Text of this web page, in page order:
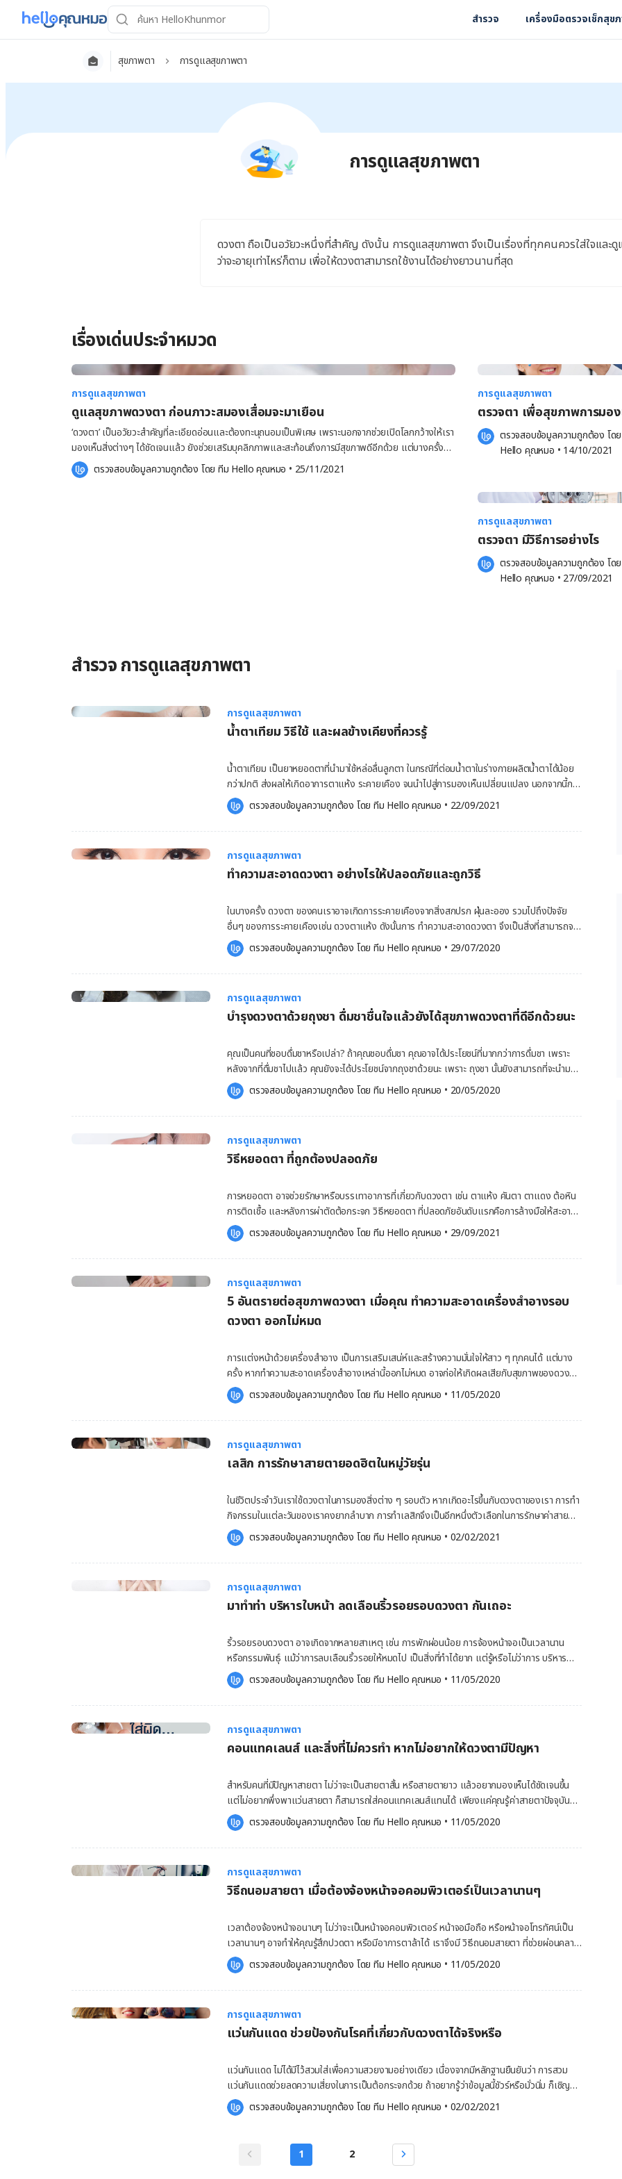
สำรวจ เครื่องมือตรวจเช็กสุข
สุขภาพตา การดูแลสุขภาพตา
การดูแลสุขภาพตา
ดวงตา ถือเป็นอวัยวะหนึ่งที่สำคัญ ดังนั้น การดูแลสุขภาพตา จึงเป็นเรื่องที่ทุกคนควรใส่ใจและดู
ว่าจะอายุเท่าไหร่ก็ตาม เพื่อให้ดวงตาสามารถใช้งานได้อย่างยาวนานที่สุด
เรื่องเด่นประจำหมวด
การดูแลสุขภาพตา
ดูแลสุขภาพดวงตา ก่อนภาวะสมองเสื่อมจะมาเยือน
‘ดวงตา’ เป็นอวัยวะสำคัญที่ละเอียดอ่อนและต้องทะนุถนอมเป็นพิเศษ เพราะนอกจากช่วยเปิดโลกกว้างให้เรา
มองเห็นสิ่งต่างๆ ได้ชัดเจนแล้ว ยังช่วยเสริมบุคลิกภาพและสะท้อนถึงการมีสุขภาพดีอีกด้วย แต่บางครั้ง
ดวงตาคู่สวยก็อาจถูกทำร้ายจากสาเหตุต่างๆ ในชีวิตประจำวันโดยไม่ทันได้ตั้งตัว ไม่ว่าจะเป็นแสงแดด
มลภาวะ หรือแม้กระทั่งการนั่งทำงานหน้าจอคอมพิวเตอร์เป็นเวลานานๆ ซึ่งอาจส่งผลกระทบต่อการดำเนิน
ลดลง นับว่าเป็นปัจจัยเสี่ยงของโรคสมองเสื่อม จากการสำรวจผู้หญิงจำนวน 1,000 คนในประเทศ
สหรัฐอเมริกาพบว่า การเกิดโรคสมองเสื่อมเพิ่มขึ้นนั้น มีสาเหตุมาจากความรุนแรงของปัญหาการมองเห็นที่
ปัญหาการมองเห็นมีความเชื่อมโยงกับความสามารถในการรับรู้และจดจำ […]
ตรวจสอบข้อมูลความถูกต้อง โดย ทีม Hello คุณหมอ • 25/11/2021
การดูแลสุขภาพตา
ตรวจตา เพื่อสุขภาพการมอ
ตรวจสอบข้อมูลความถูกต้อง โดย
Hello คุณหมอ • 14/10/2021
การดูแลสุขภาพตา
ตรวจตา มีวิธีการอย่างไร
ตรวจสอบข้อมูลความถูกต้อง โดย
Hello คุณหมอ • 27/09/2021
สำรวจ การดูแลสุขภาพตา
การดูแลสุขภาพตา
น้ำตาเทียม วิธีใช้ และผลข้างเคียงที่ควรรู้
น้ำตาเทียม เป็นยาหยอดตาที่นำมาใช้หล่อลื่นลูกตา ในกรณีที่ต่อมน้ำตาในร่างกายผลิตน้ำตาได้น้อย
กว่าปกติ ส่งผลให้เกิดอาการตาแห้ง ระคายเคือง จนนำไปสู่การมองเห็นเปลี่ยนแปลง นอกจากนี้การ
ใช้น้ำตาเทียมอาจช่วยเพิ่มความชุ่มชื้นให้กระจกตา ป้องกันการติดเชื้อ และทำให้การมองเห็นสิ่งรอบ
ตัวได้ชัดเจนมากขึ้น น้ำตาเทียม คืออะไร น้ำตาเทียม คือ สารละลายสำหรับหยอดตาที่มีส่วนประกอบ
ของสารคาร์บอกซีเซลลูโลส (CMC) เด็กซ์แทรน (Dextran) กลีเซอรีน (Glycerin) ไฮโพรเมโลส
หนึ่งอยู่ภายใน เพื่อช่วยให้ดวงตาชุ่มชื้น และช่วยลดปัญหาเกี่ยวกับดวงตาเนื่องจากตาแห้ง เช่น
ระคายเคืองตา ตาแดง ตาพร่า ซึ่งภาวะตาแห้งอาจเกิดจากอายุที่มากขึ้น การใส่คอนแทกเลนส์ การ
หรือปัจจัยทางสิ่งแวดล้อม เช่น ฝุ่นควัน อากาศเข้าดวงตาจากสภาวะลมแรง ชนิดของน้ำตาเทียม
น้ำตาเทียมที่มีสารกันเสีย น้ำตาเทียมที่มีสารกันเสียประกอบด้วย เบนซัลโคเนียม คลอไรด์
(Benzalkonium Chloride หรือ BKC) จะช่วยป้องกันไม่ให้เชื้อแบคทีเรียเจริญเติบโต คนส่วน
ใหญ่สามารถใช้น้ำตาเทียมแบบมีสารกันเสียได้อย่างปลอดภัย แต่สำหรับผู้ที่เป็นโรคตาแห้งรุนแรงที่
จะตนเองแพ้หรือไม่ อาจควรเลี่ยงไปใช้น้ำตาเทียมชนิดอื่นแทน น้ำตาเทียมที่ไม่มีสารกันเสีย น้ำตา
เทียมที่ไม่ใส่สารกันเสียจะมีสารเคมีในปริมาณน้อยกว่า […]
ตรวจสอบข้อมูลความถูกต้อง โดย ทีม Hello คุณหมอ • 22/09/2021
การดูแลสุขภาพตา
ทำความสะอาดดวงตา อย่างไรให้ปลอดภัยและถูกวิธี
ในบางครั้ง ดวงตา ของคนเราอาจเกิดการระคายเคืองจากสิ่งสกปรก ฝุ่นละออง รวมไปถึงปัจจัย
อื่นๆ ของการระคายเคืองเช่น ดวงตาแห้ง ดังนั้นการ ทำความสะอาดดวงตา จึงเป็นสิ่งที่สามารถจะ
ช่วยทำให้ตาของคุณสะอาดและอาจช่วยลดความระคายเคืองที่เกิดขึ้นได้ และเพราะดวงตาถือเป็น
อวัยวะที่ละเอียดอ่อนและสำคัญ เราจะทำความสะอาดดวงตาอย่างไรให้สะอาดและปลอดภัยได้
อย่างไร ลองมาติดตามได้ในบทความจาก Hello คุณหมอ ทำไมถึงต้อง ทำความสะอาดดวงตา โดย
ปกป้องดวงตาของคุณจากการบาดเจ็บ แต่บางครั้งวัตถุหรือของเหลวต่างๆ ก็ยังสามารถเข้าไปใน
ดวงตาของคุณได้ ทำให้ดวงตาเกิดอาการระคายเคือง จนต้องทำความสะอาดดวงตา ด้วยการล้าง
อาการเหล่านี้อาจเกิดจากการแพ้มลภาวะหรือควันที่อยู่ในอากาศ แต่ว่าดวงตาจะระคายเคืองจาก
สาเหตุใดก็ตาม ถ้าคุณต้องการที่จะทำความสะอาดดวงตา ก็จำเป็นจะต้องทำด้วยความระมัดระวัง
และปลอดภัยมากที่สุด วิธี ทำความสะอาดดวงตา สำหรับวิธีทำความสะอาดดวงตานั้นบางครั้งอาจจะ
ต้องขึ้นอยู่กับสิ่งที่เข้าไปอยู่ในดวงตาด้วย หากของเหลวอย่างสารเคมี เช่น น้ำยาทำความสะอาดใน
ตาด้วยน้ำประมาณ 15 นาที แล้วรีบไปพบคุณหมอทันที แต่หากเป็นเศษทรายเข้าตา สิ่งสกปรก หรือ
สารขนาดเล็กอื่นๆ หรือขนตา คุณสามารถลองเอาออกได้โดยไม่ต้องล้างออก แต่ต้องตรวจสอบให้
แน่ใจก่อนเสียว่ามือของคุณสะอาด และถ้าหากสิ่งที่เข้าตาไม่เจอก็อย่าพยายามเอานิ้วความหาสิ่งที่
เข้าไปในดวงตา เพราะมันอาจทำให้ดวงตาระคายเคืองมากขึ้นกว่าเดิม สำหรับวิธีทำความสะอาด
ดวงตาที่ถูกต้อง คุณสามารถเลือกทำได้ตามวิธีที่สามารถทำได้ ดังนี้ ล้างมือให้สะอาด ขั้นแรกคุณ
ต้องแน่ใจเสียก่อนว่ามือของคุณสะอาด โดยล้างมือด้วยสบู่และน้ำอุ่น และอย่าลืมถอด
คอนแทคเลนส์ก่อนที่จะเริ่มล้างตา ล้างตาด้วยน้ำอุ่นเป็นเวลา […]
ตรวจสอบข้อมูลความถูกต้อง โดย ทีม Hello คุณหมอ • 29/07/2020
การดูแลสุขภาพตา
บำรุงดวงตาด้วยถุงชา ดื่มชาชื่นใจแล้วยังได้สุขภาพดวงตาที่ดีอีกด้วยนะ
คุณเป็นคนที่ชอบดื่มชาหรือเปล่า? ถ้าคุณชอบดื่มชา คุณอาจได้ประโยชน์ที่มากกว่าการดื่มชา เพราะ
หลังจากที่ดื่มชาไปแล้ว คุณยังจะได้ประโยชน์จากถุงชาด้วยนะ เพราะ ถุงชา นั้นยังสามารถที่จะนำมา
บำรุงรอบดวงตาเพื่อลดอาการบวมของดวงตาได้ด้วย แต่เราสามารถ บำรุงดวงตาด้วยถุงชา ได้
อย่างไร มาติดตามกันได้ที่บทความนี้เลย จาก Hello คุณหมอ ถุงชาบำรุงดวงตาได้อย่างไร ชาในที่
อยู่ใน ถุงชา เป็นวัตถุดิบสำคัญเพื่อการบำรุงดวงตาของเราในวันนี้ โดยชาในถุงชานั้นอุดมไปด้วยสาร
ของดวงตาได้ รวมถึงสารต้านอนุมูลอิสระที่มีอยู่ในชาทุกประเภท เนื่องจากมีการค้นพบว่าการใช้
ผลิตภัณฑ์ที่มีส่วนผสมของสารต้านอนมูลอิสระกับผิวหนัง พบว่ามีประโยชน์ช่วยในการป้องกันและลด
จะนำมาดื่ม หรือนำมาแปรรูปเป็นผลิตภัณฑ์เพื่อสุขภาพต่างๆ เนื่องจากในใบชานั้นอุดมไปด้วยสาร
อาหารที่มีประโยชน์ รวมถึงยังประโยชน์ที่ดีต่อดวงตา ซึ่งสามารถใช้ลดอาการบวมและลดรอยแดง
ของดวงตาได้ แต่หากต้องการเลือกชาที่ตรงใจ ก็สามารถที่จะเลือกชาได้ ดังต่อไปนี้ ชาเขียวและชา
ดำ ทั้งชาดำและชาเขียวมีสารประกอบของคาเฟอีนและสารต้านอนุมูลอิสระ ที่ช่วยป้องกันอาการ
จึงสามารถนำมาเป็นส่วนประกอบเพื่อใช้ในการบำรุงผิวและรอบดวงตาได้ ชาลาเวนเดอร์ ชาดอก
ลาเวนเดอร์ เป็นชาที่ขึ้นชื่อในเรื่องการบรรเทาความเครียด และบรรเทาความวิตกกังวล การชะโลม
น้ำมันหอมระเหยจากดอกลาเวนเดอร์ หรือการวาง ถุงชา ดอกลาเวนเดอร์ไว้ที่ดวงตา มีสรรพคุณ
ช่วยลดความเครียดและทำให้รู้สึกผ่อนคลายได้ ชาดอกดาวเรือง ชาดอกดาวเรืองมีสรรพคุณที่ดีต่อ
ดวงตาด้วยถุงชา หากรู้สึกว่าดวงตาเกิดอาการบวม หรือมีรอยแดง อาจใช้วิธีง่ายๆ ที่สามารถทำได้ที่
บ้าน เพื่อช่วยในการลดอาการบวมหรือลดรอยแดงที่ดวงตา ดังนี้ นำ ถุงชา ไปแช่ในน้ำร้อน เมื่อเริ่ม
ได้ที่จึงนำถุงชาขึ้น บีบน้ำออกจากถุงชาให้หมด หากต้องการประคบอุ่น รอจนถุงชาอุ่นขึ้นสักนิดหนึ่ง
หากต้องการประคบเย็น ให้นำไปแช่เย็นในตู้เย็น จากนั้นหลับตาแล้ววางถุงชาไว้ที่บริเวณดวงตา
ประมาณ […]
ตรวจสอบข้อมูลความถูกต้อง โดย ทีม Hello คุณหมอ • 20/05/2020
การดูแลสุขภาพตา
วิธีหยอดตา ที่ถูกต้องปลอดภัย
การหยอดตา อาจช่วยรักษาหรือบรรเทาอาการที่เกี่ยวกับดวงตา เช่น ตาแห้ง คันตา ตาแดง ต้อหิน
การติดเชื้อ และหลังการผ่าตัดต้อกระจก วิธีหยอดตา ที่ปลอดภัยอันดับแรกคือการล้างมือให้สะอาด
ก่อนสัมผัสดวงตา ไม่เช่นนั้น อาจส่งผลให้เกิดภาวะแทรกซ้อน หรือการติดเชื้อเพิ่มเติมได้ วิธีหยอด
ตา ที่ถูกต้องปลอดภัย วิธีหยอดตาที่ปลอดภัย อาจแบ่งเป็น 3 ขั้นตอน ดังนี้ การเตรียมตัวก่อน
หยอดตา ก่อนหยอดตาควรล้างมือด้วยน้ำและสบู่ให้สะอาดทุกครั้ง และเขย่าขวดแรง ๆ ก่อนใช้งาน
คอนแทคเลนส์ไว้ หยอดตา หลังจากล้างมือเสร็จ ควรเช็ดมือให้แห้ง และนั่งในท่าที่สบายพร้อมกับ
เอียงศีรษะไปข้างหลัง หรือเงยหน้ามองเพดานประมาณ 45 องศา จากนั้นเปิดฝาขวดยา และใช้ปลาย
นิ้วดึงเปลือกตาด้านล่างออกให้เป็นกระพุ้งตา หรือมีช่องรอบรับยาหยอดตา ก่อนหยอดตาลงไปตาม
แบคทีเรียเข้าไปเจริญเติบโตในขวดยา หลับตาหลังหยอดตา หลังหยอดตาควรหลับตาค้างเอาไว้
ประมาณ 1-2 นาที เพื่อปิดท่อน้ำตา ให้ยาดูดซึมเข้าสู่ดวงตาไปบรรเทาอาการต่าง ๆ ที่เป็น และล้าง
มืออีกครั้งหลังหยอดตาเสร็จ การใช้ยาหยอดตาสำหรับเด็ก ยังไม่มีงานวิจัยที่เพียงพอถึงการใช้ยา
หยอดตาในเด็ก ก่อนการใช้ทุกครั้ง ควรเข้ารับขอคำปรึกษาจากคุณหมอ การใช้ยาหยอดตาสำหรับเด็ก
เทียม โดยอาจสามารถใช้ได้กับเด็กทุกช่วงวัย หรืออาจใช้ยาหยอดตาที่มีสารต้านฮิสตามีน […]
ตรวจสอบข้อมูลความถูกต้อง โดย ทีม Hello คุณหมอ • 29/09/2021
การดูแลสุขภาพตา
5 อันตรายต่อสุขภาพดวงตา เมื่อคุณ ทำความสะอาดเครื่องสำอางรอบ
ดวงตา ออกไม่หมด
การแต่งหน้าด้วยเครื่องสำอาง เป็นการเสริมเสน่ห์และสร้างความมั่นใจให้สาว ๆ ทุกคนได้ แต่บาง
ครั้ง หากทำความสะอาดเครื่องสำอางเหล่านี้ออกไม่หมด อาจก่อให้เกิดผลเสียกับสุขภาพของดวงตา
ได้ มาดูกันว่าถ้าเรา ล้างเครื่องสำอางออกไม่หมด หรือล้างไม่สะอาด จะส่งผลเสียต่อดวงตาของเรา
อย่างไรได้บ้าง 5 อันตรายสุขภาพดวงตา เพราะ ล้างเครื่องสำอางออกไม่หมด 1.อันตรายที่มากับ
คอนแทคเลนส์ แม้คอนแทคเลนส์จะไม่ได้อยู่ในขอบข่ายของเครื่องสำอาง แต่ว่าเครื่องสำอางที่ใช้
การระคายเคือง และอาการติดเชื้อที่ดวงตา ดังนั้น โปรดแน่ใจว่าใส่คอนแทคเลนส์ก่อนการแต่งหน้า
ทุกครั้ง เพื่อป้องกันไม่ให้เศษเครื่องสำอางติดไปกับคอนแทคเลนส์ 2.เกิดรอยขีด ข่วน บริเวณ
มั่นใจให้เรานั้น หากใช้อย่างไม่ระวัง หรือเกิดอุบัติเหตุที่ทำให้มาสคาร่าไปสัมผัสกับกระจกตา ก็จะทำให้
บริเวณกระจกตามีรอยขีดหรือรอยข่วน 3.อาการแพ้ หลายคนอาจมีอาการแพ้ต่อสารบางอย่างที่อยู่
ในเครื่องสำอาง ควรตรวจสอบตัวเองว่ามีอาการแพ้สารใดหรือไม่ และตรวจสอบฉลากของบรรจุ
ภัณฑ์ว่ามีส่วนผสมใดที่ไม่ปลอดภัยกับอาการแพ้ของตนบ้าง โดยเฉพาะเครื่องสำอางที่ต้องใช้ใน
ร่วมกับผู้อื่น ซึ่งเป็นสาเหตุที่ก่อให้เกิดการติดเชื้อแบคทีเรีย เช่น เยื่อบุตาอักเสบ หรือที่เรียกกันว่า
ตาชมพู นั่นเอง 5.อาการตาแห้ง อาการตาแห้ง คือ อาการที่ดวงตาไม่สามารถผลิตน้ำตาเพื่อรักษา
กัน เหล่านี้คืออาการตาแห้ง เมื่อมีอาการตาแห้งแล้วยังมีการแต่งหน้าทับเข้าไปอีก ก็จะยิ่งเป็นการ
ทำให้อาการตาแห้งนั้นแย่ลง ควรตรวจสอบผลิตภัณฑ์ถึงสารที่อาจเป็นอันตรายกับดวงตาก่อนการ
ใช้งาน รวมถึงพยายามหลีกเลี่ยงการแต่งหน้าบริเวณดวงตาในระยะนี้ด้วย ป้องกันอันตรายต่อ
ดวงตา […]
ตรวจสอบข้อมูลความถูกต้อง โดย ทีม Hello คุณหมอ • 11/05/2020
การดูแลสุขภาพตา
เลสิก การรักษาสายตายอดฮิตในหมู่วัยรุ่น
ในชีวิตประจำวันเราใช้ดวงตาในการมองสิ่งต่าง ๆ รอบตัว หากเกิดอะไรขึ้นกับดวงตาของเรา การทำ
กิจกรรมในแต่ละวันของเราคงยากลำบาก การทำเลสิกจึงเป็นอีกหนึ่งตัวเลือกในการรักษาค่าสายตา
ให้กลับเข้าสู่ภาวะปกติ ที่ปัจจุบันได้รับความนิยมมากขึ้น โดยเฉพาะในหมู่วัยรุ่น เนื่องจากประหยัดเวลา
มีความรวดเร็ว ไม่ต้องทนใส่แว่นสายตา และผลออกมาแม่นยำเป็นที่น่าพอใจ วันนี้ Hello คุณหมอ
เลยอยากชวนคุณมาทำความรู้จักการทำ เลสิก ว่าดีอย่างไร ทำไมถึงฮิตในหมู่วัยรุ่นนัก เลสิก (Lasik)
เป็นการผ่าตัดโดยการเปิดกระจกตาและยิงเลเซอร์เข้าที่กระจกตาเพื่อปรับความโค้ง ให้ได้ตามค่า
สายตาที่ต้องการ จากนั้นจึงค่อยปิดกระจกตาลง การทำเลสิกเป็นการผ่าตัดแบบไม่มีแผลเย็บ และมี
ส่วนหนึ่งในร่ายกายที่เราไม่ควรละเลย เพราะสามารถบ่งบอกถึงโรคอื่น ๆ ตามมาได้ ไม่ว่าจะเป็น โรค
เบาหวาน ความผิดปกติของต่อมไทรอยด์ นอกจากโรคเหล่านี้แล้ว หากคุณละเลยการตรวจสายตา ก็
อาจทำให้เกิดอาการแทรกซ้อนต่าง ๆ เหล่านี้ได้ด้วย ต้อหิน (Glaucoma) หากใครที่กำลังเป็นต้อหิน
ควรรู้ไว้ว่าต้อหินสามารถทำลายเส้นประสาทและระบบประสาทของคุณได้ ยิ่งหากคุณไม่เคยเข้ารับ
ตรวจสอบข้อมูลความถูกต้อง โดย ทีม Hello คุณหมอ • 02/02/2021
การดูแลสุขภาพตา
มาทำท่า บริหารใบหน้า ลดเลือนริ้วรอยรอบดวงตา กันเถอะ
ริ้วรอยรอบดวงตา อาจเกิดจากหลายสาเหตุ เช่น การพักผ่อนน้อย การจ้องหน้าจอเป็นเวลานาน
หรือกรรมพันธุ์ แม้ว่าการลบเลือนริ้วรอยให้หมดไป เป็นสิ่งที่ทำได้ยาก แต่รู้หรือไม่ว่าการ บริหาร
ใบหน้า ด้วยการทำท่า บริหารใบหน้า แบบง่ายๆ เหล่านี้ อาจสามารถช่วยลดความชัดของริ้วรอยลงได้
ท่านิ้วตัววี วางนิ้วกลางทั้งสองข้าง ที่บริเวณหว่างคิ้ว กางนิ้วชี้ออกไปจนเป็นรูปตัววี แล้วใช้นิ้วชี้กด
เบาๆ บริเวณหางตา จากนั้น กลอกตาขึ้นมองด้านบนอย่างช้าๆ พร้อมกับค่อยๆ ใช้นิ้วชี้ดันเปลือกตา
10 วินาที แล้วจึงค่อยลืมตา กระพริบตา เริ่มจากปิดปากให้สนิท จากนั้น ทำปากเป็นรูปตัวโอ ในขณะที่
อ้าปากให้กว้างช้าๆ วางนิ้วชี้ขนานกับริ้วรอยใต้ดวงตา และมองขึ้น จากนั้น กระพริบตาถี่ๆ เป็นเวลา
กลอกตาขึ้นด้านบนและลงล่าง ปิดตาเป็นเวลา 5 วินาที ก่อนทำซ้ำ จากนั้น เปิดตาให้กว้างที่สุดเท่าที่
จะทำได้ โดยไม่ย่นคิ้ว […]
ตรวจสอบข้อมูลความถูกต้อง โดย ทีม Hello คุณหมอ • 11/05/2020
การดูแลสุขภาพตา
คอนแทคเลนส์ และสิ่งที่ไม่ควรทำ หากไม่อยากให้ดวงตามีปัญหา
สำหรับคนที่มีปัญหาสายตา ไม่ว่าจะเป็นสายตาสั้น หรือสายตายาว แล้วอยากมองเห็นได้ชัดเจนขึ้น
แต่ไม่อยากพึ่งพาแว่นสายตา ก็สามารถใส่คอนแทคเลนส์แทนได้ เพียงแค่คุณรู้ค่าสายตาปัจจุบัน
ของตัวเอง ก็สามารถเลือกซื้อคอนแทคเลนส์ได้ทั้งในเว็บไซต์และตามหน้าร้าน แต่ถึงแม้การใช้
คอนแทคเลนส์จะสะดวกกว่าการสวมแว่น แต่คุณก็ต้องสวมใส่ คอนแทคเลนส์ ให้ถูกวิธี หลีกเลี่ยง
พฤติกรรมเสี่ยง ข้อผิดพลาด หรือข้อห้ามต่างๆ ที่อาจก่อให้เกิดปัญหาสุขภาพดวงตาตั้งแต่ปัญหา
ที่ไม่ควรทำเมื่อใส่ คอนแทคเลนส์ ไม่ยอมล้างมือก่อน ถ้าคุณใช้มือสัมผัสกับคอนแทคเลนส์โดยไม่ได้
ล้างมือก่อน เชื้อแบคทีเรียที่อยู่บนมือก็อาจแพร่กระจายไปยังคอนแทคเลนส์ได้ และเมื่อเรานำ
รุนแรงถึงขั้นทำให้ตาบอดได้ ดังนั้น คุณจึงควรล้างมือให้สะอาดและเช็ดมือให้แห้งทั้งก่อนและหลังใส่
คอนแทคเลนส์ทุกครั้ง ใช้น้ำยาแช่คอนแทคเลนส์ซ้ำ หากคุณไม่ล้างตลับคอนแทคเลนส์และไม่เปลี่ยน
น้ำยาแช่คอนแทคเลนส์ใหม่ทุกครั้ง แต่ทิ้งน้ำยาแช่ที่ใช้แล้วไว้ในตลับ ก็จะทำให้สารฆ่าเชื้อในน้ำยา
เสื่อมสภาพลงจนไม่สามารถฆ่าเชื้อแบคทีเรียและเชื้อโรคต่างๆ ได้ และหากคุณนำน้ำยาเก่านั้นกลับ
ได้ ไม่ยอมเช็ดตลับใส่คอนแทคเลนส์ให้แห้ง พฤติกรรมเสี่ยงในการใช้คอนแทคเลนส์อย่างหนึ่งที่คน
ส่วนใหญ่ไม่ค่อยนึกถึงและอาจทำผิดพลาดกันเป็นประจำก็คือ การไม่เช็ดตลับคอนแทคเลนส์ให้แห้ง
ฉะนั้นเพื่อหลีกเลี่ยงปัญหาสุขภาพตา เช่น แผลที่กระจกตา ก็ควรเช็ดตลับใส่คอนแทคเลนส์ให้แห้ง
ทุกครั้ง ไม่ยอมทำความสะอาดคอนแทคเลนส์ทุกวัน เชื้อแบคทีเรีย สิ่งสกปรก และคราบโปรตีน
สะสม อาจทำให้เกิดโรคเกี่ยวกับระบบภูมิคุ้มกัน อย่างเช่น โรคภูมิแพ้ดวงตา ที่อาจทำให้คุณรู้สึก
เหมือนมีเม็ดกรวดมากมายอยู่ในตา แสบตา หนังตาบวม หากปล่อยทิ้งไว้คุณก็อาจใส่คอนแทคเลนส์
ใส่คอนแทคเลนส์แบบมีแต่ประโยชน์ไม่มีโทษ นอกจากการทำความสะอาดคอนแทคเลนส์ทุกครั้งหลัง
ตรวจสอบข้อมูลความถูกต้อง โดย ทีม Hello คุณหมอ • 11/05/2020
การดูแลสุขภาพตา
วิธีถนอมสายตา เมื่อต้องจ้องหน้าจอคอมพิวเตอร์เป็นเวลานานๆ
เวลาต้องจ้องหน้าจอนานๆ ไม่ว่าจะเป็นหน้าจอคอมพิวเตอร์ หน้าจอมือถือ หรือหน้าจอโทรทัศน์เป็น
เวลานานๆ อาจทำให้คุณรู้สึกปวดตา หรือมีอาการตาล้าได้ เราจึงมี วิธีถนอมสายตา ที่ช่วยผ่อนคลาย
ความเมื่อยล้าการจากใช้หน้าจอมาฝาก เพื่อให้สุขภาพตาของคุณแข็งแรง สดใส และใช้หน้าจอได้
อย่างไร้ปัญหา เพื่อถนอมสุขภาพของดวงตาให้อยู่กับคุณไปอย่างยาวนาน จอคอมพิวเตอร์ส่งผลก
ระทบต่อสายตายังไง โรคตาจากจอคอมพิวเตอร์ (Computer Vision Syndrome หรือ CVS)
Syndrome) นั่นคือ เป็นอาการบาดเจ็บที่เกิดจากการเคลื่อนไหวซ้ำไปซ้ำมา ส่งผลให้อวัยวะบริเวณ
นั้นผิดปกติ ซึ่งหากฝืนใช้อวัยวะนั้นต่อไปโดยไม่รักษา อาจส่งผลเสียร้ายแรงได้ เวลาที่เราทำงานอยู่
งาน เลนส์ตาของเราจึงต้องปรับโฟกัสอยู่ตลอดเวลา เพื่อให้ได้ภาพที่ชัดเจนบนเรตินาหรือจอ
ประสาทตา จากนั้นเซลล์บนจอประสาทตาจะส่งสัญญาณไฟฟ้าไปยังสมอง ทำให้เรามองเห็นภาพ
ต่างๆ ซึ่งกระบวนการโฟกัสภาพของเลนส์ตานี้ จะต้องใช้กล้ามเนื้อรอบดวงตาอย่างมาก ประกอบกับ
หน้าจอคอมพิวเตอร์นั้นมีแสงจ้า แสงวูบวาบ หรือแสงสีที่ตัดกันมากกว่าหนังสือหรือแผ่นกระดาษ
ยิ่งลำบากขึ้น เมื่อคุณมีอายุมากขึ้นและเลนส์ตามีความยืดหยุ่นน้อยลง ซึ่งปัญหาเหล่านี้มักเกิดขึ้นกับ
คนที่มีอายุ 40 ปีขึ้นไป ความสามารถในการปรับโฟกัสวัตถุต่างๆ ทั้งที่อยู่ใกล้และไกลจะเริ่มเสื่อมถอย
ตรวจสอบข้อมูลความถูกต้อง โดย ทีม Hello คุณหมอ • 11/05/2020
การดูแลสุขภาพตา
แว่นกันแดด ช่วยป้องกันโรคที่เกี่ยวกับดวงตาได้จริงหรือ
แว่นกันแดด ไม่ได้มีไว้สวมใส่เพื่อความสวยงามอย่างเดียว เนื่องจากมีหลักฐานยืนยันว่า การสวม
แว่นกันแดดช่วยลดความเสี่ยงในการเป็นต้อกระจกด้วย ถ้าอยากรู้ว่าข้อมูลนี้ชัวร์หรือมั่วนิ่ม ก็เชิญ
อ่านรายละเอียดด้านล่างนี้ได้เลย ลดความเสี่ยงในการเป็นต้อกระจก ด้วยการใส่ แว่นกันแดด
แสงแดดมีส่วนอย่างมากที่จะให้เกิดปัญหาต้อกระจกขึ้นมาได้ ซึ่งอาการของโรคต้อกระจกก็คือ ทำให้
ที่พบได้บ่อยๆ โดยเฉพาะอย่างยิ่งในกลุ่มคนสูงอายุ แต่การใส่แว่นกันแดดจะช่วยยับยั้งการพัฒนา
ของโรค ซึ่งอาจมีความรุนแรงถึงขั้นทำให้ตาบอดได้ นอกจากนี้ รังสีอัลตร้าไวโอเลตยังเพิ่มความ
ตรวจสอบข้อมูลความถูกต้อง โดย ทีม Hello คุณหมอ • 02/02/2021
1 2